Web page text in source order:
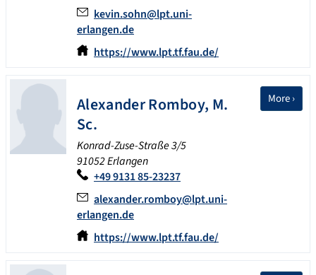
kevin.sohn@lpt.uni-
erlangen.de
https://www.lpt.tf.fau.de/
AlexanderRomboy, M.
Sc.
Konrad-Zuse-Straße 3/5
91052 Erlangen
+49 9131 85-23237
alexander.romboy@lpt.uni-
erlangen.de
https://www.lpt.tf.fau.de/
More ›